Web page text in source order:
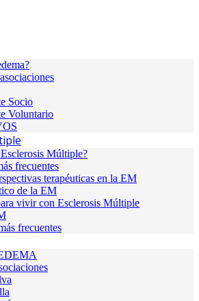
Socio
Voluntario
Múltiple?
frecuentes
terapéuticas en la EM
de la EM
vivir con Esclerosis Múltiple
frecuentes